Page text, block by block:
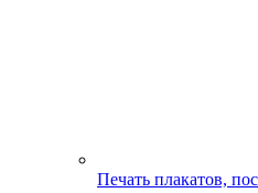
Печать плакатов,